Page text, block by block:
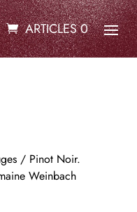
ARTICLES 0
/ Pinot Noir.
Weinbach